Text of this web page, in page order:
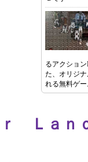
るアクショ
た、オリジ
れる無料ゲ
Ｌａｎ